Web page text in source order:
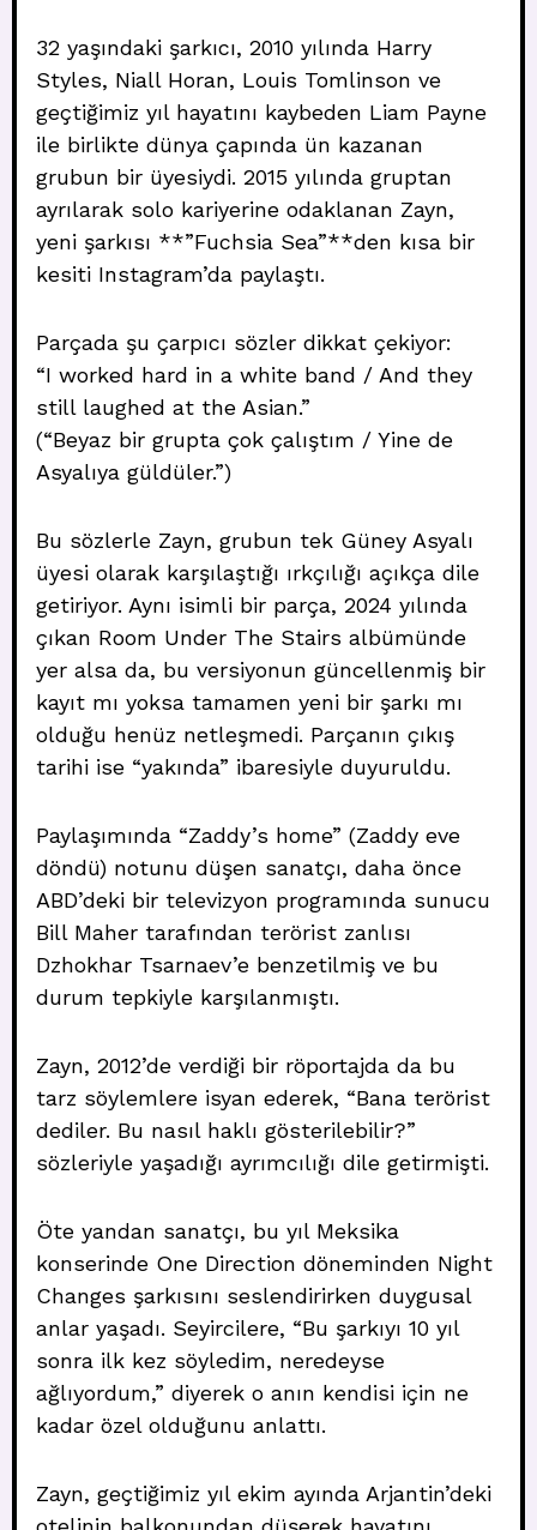
32 yaşındaki şarkıcı, 2010 yılında Harry
Styles, Niall Horan, Louis Tomlinson ve
geçtiğimiz yıl hayatını kaybeden Liam Payne
ile birlikte dünya çapında ün kazanan
grubun bir üyesiydi. 2015 yılında gruptan
ayrılarak solo kariyerine odaklanan Zayn,
yeni şarkısı **”Fuchsia Sea”**den kısa bir
kesiti Instagram’da paylaştı.
Parçada şu çarpıcı sözler dikkat çekiyor:
“I worked hard in a white band / And they
still laughed at the Asian.”
(“Beyaz bir grupta çok çalıştım / Yine de
Asyalıya güldüler.”)
Bu sözlerle Zayn, grubun tek Güney Asyalı
üyesi olarak karşılaştığı ırkçılığı açıkça dile
getiriyor. Aynı isimli bir parça, 2024 yılında
çıkan Room Under The Stairs albümünde
yer alsa da, bu versiyonun güncellenmiş bir
kayıt mı yoksa tamamen yeni bir şarkı mı
olduğu henüz netleşmedi. Parçanın çıkış
tarihi ise “yakında” ibaresiyle duyuruldu.
Paylaşımında “Zaddy’s home” (Zaddy eve
döndü) notunu düşen sanatçı, daha önce
ABD’deki bir televizyon programında sunucu
Bill Maher tarafından terörist zanlısı
Dzhokhar Tsarnaev’e benzetilmiş ve bu
durum tepkiyle karşılanmıştı.
Zayn, 2012’de verdiği bir röportajda da bu
tarz söylemlere isyan ederek, “Bana terörist
dediler. Bu nasıl haklı gösterilebilir?”
sözleriyle yaşadığı ayrımcılığı dile getirmişti.
Öte yandan sanatçı, bu yıl Meksika
konserinde One Direction döneminden Night
Changes şarkısını seslendirirken duygusal
anlar yaşadı. Seyircilere, “Bu şarkıyı 10 yıl
sonra ilk kez söyledim, neredeyse
ağlıyordum,” diyerek o anın kendisi için ne
kadar özel olduğunu anlattı.
Zayn, geçtiğimiz yıl ekim ayında Arjantin’deki